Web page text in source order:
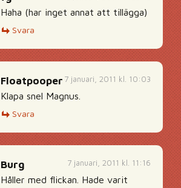
Haha (har inget annat att tillägga)
Svara
7 januari, 2011 kl. 10:03
Floatpooper
Klapa snel Magnus.
Svara
7 januari, 2011 kl. 11:16
Burg
Håller med flickan. Hade varit